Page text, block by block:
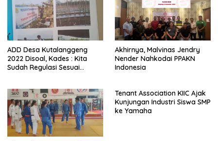
ADD Desa Kutalanggeng
2022 Disoal, Kades : Kita
Sudah Regulasi Sesuai
Akhirnya, Malvinas Jendry
Nender Nahkodai PPAKN
Indonesia
Tenant Association KIIC Ajak
Kunjungan Industri Siswa SMP
ke Yamaha